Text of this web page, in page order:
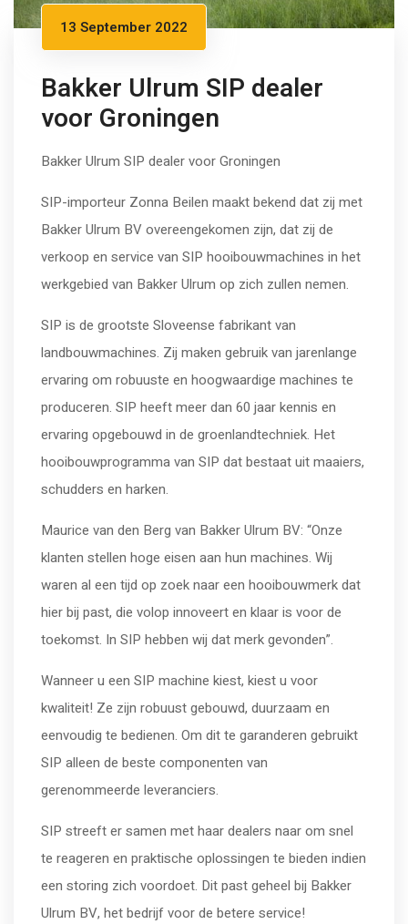
13 September 2022
Bakker Ulrum SIP dealer
voor Groningen
Bakker Ulrum SIP dealer voor Groningen
SIP-importeur Zonna Beilen maakt bekend dat zij met
Bakker Ulrum BV overeengekomen zijn, dat zij de
verkoop en service van SIP hooibouwmachines in het
werkgebied van Bakker Ulrum op zich zullen nemen.
SIP is de grootste Sloveense fabrikant van
landbouwmachines. Zij maken gebruik van jarenlange
ervaring om robuuste en hoogwaardige machines te
produceren. SIP heeft meer dan 60 jaar kennis en
ervaring opgebouwd in de groenlandtechniek. Het
hooibouwprogramma van SIP dat bestaat uit maaiers,
schudders en harken.
Maurice van den Berg van Bakker Ulrum BV: “Onze
klanten stellen hoge eisen aan hun machines. Wij
waren al een tijd op zoek naar een hooibouwmerk dat
hier bij past, die volop innoveert en klaar is voor de
toekomst. In SIP hebben wij dat merk gevonden”.
Wanneer u een SIP machine kiest, kiest u voor
kwaliteit! Ze zijn robuust gebouwd, duurzaam en
eenvoudig te bedienen. Om dit te garanderen gebruikt
SIP alleen de beste componenten van
gerenommeerde leveranciers.
SIP streeft er samen met haar dealers naar om snel
te reageren en praktische oplossingen te bieden indien
een storing zich voordoet. Dit past geheel bij Bakker
Ulrum BV, het bedrijf voor de betere service!